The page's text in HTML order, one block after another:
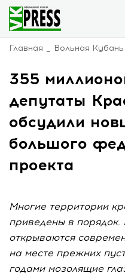
Главная Вольная Кубань
355
депутаты
обсудили
большого
проекта
Многие территории
приведены в
открываются
на месте прежних
годами мозолящие